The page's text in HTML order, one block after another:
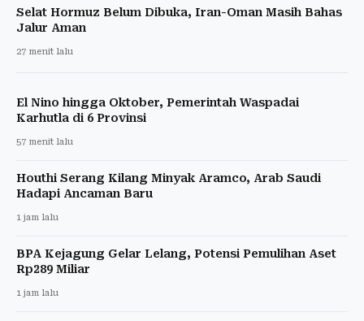
Selat Hormuz Belum Dibuka, Iran-Oman Masih Bahas
Jalur Aman
27 menit lalu
El Nino hingga Oktober, Pemerintah Waspadai
Karhutla di 6 Provinsi
57 menit lalu
Houthi Serang Kilang Minyak Aramco, Arab Saudi
Hadapi Ancaman Baru
1 jam lalu
BPA Kejagung Gelar Lelang, Potensi Pemulihan Aset
Rp289 Miliar
1 jam lalu